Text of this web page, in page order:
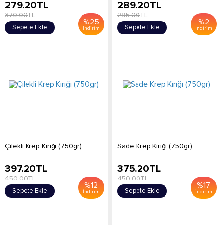
%25
İndirim
279.20TL
370.00TL
Sepete Ekle
%2
İndirim
289.20TL
295.00TL
Sepete Ekle
Çilekli Krep Kırığı (750gr)
%12
İndirim
397.20TL
450.00TL
Sepete Ekle
Sade Krep Kırığı (750gr)
%17
İndirim
375.20TL
450.00TL
Sepete Ekle